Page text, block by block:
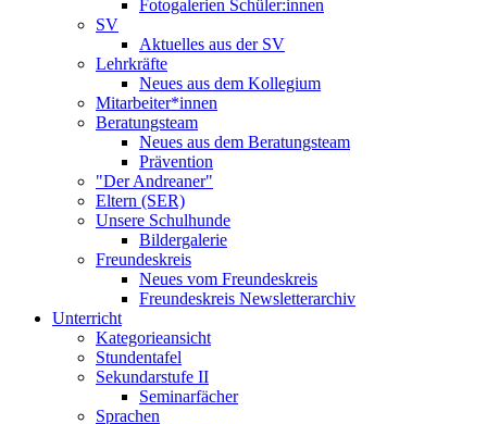
Fotogalerien Schüler:innen
SV
Aktuelles aus der SV
Lehrkräfte
Neues aus dem Kollegium
Mitarbeiter*innen
Beratungsteam
Neues aus dem Beratungsteam
Prävention
"Der Andreaner"
Eltern (SER)
Unsere Schulhunde
Bildergalerie
Freundeskreis
Neues vom Freundeskreis
Freundeskreis Newsletterarchiv
Unterricht
Kategorieansicht
Stundentafel
Sekundarstufe II
Seminarfächer
Sprachen